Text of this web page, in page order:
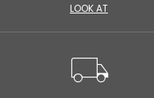
LOOK AT
local_shipping